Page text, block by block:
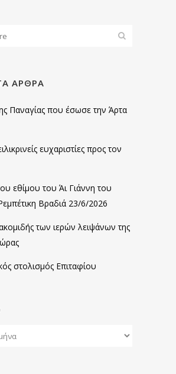
ΆΡΘΡΑ
Παναγίας που έσωσε την Άρτα
ευχαριστίες προς τον
εθίμου του Άι Γιάννη του
Βραδιά 23/6/2026
των ιερών λειψάνων της
στολισμός Επιταφίου